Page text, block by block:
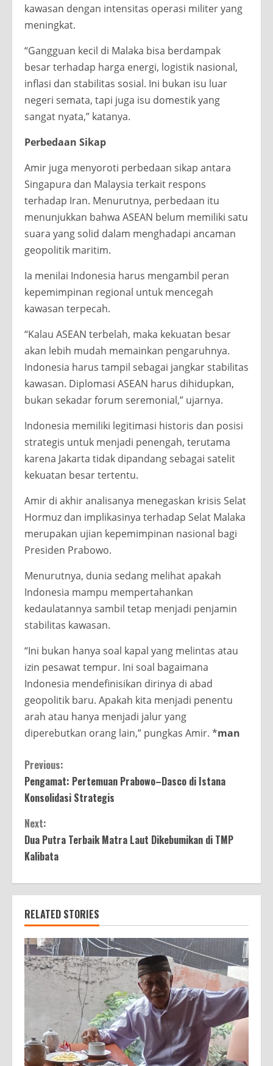
kawasan dengan intensitas operasi militer yang
meningkat.
“Gangguan kecil di Malaka bisa berdampak
besar terhadap harga energi, logistik nasional,
inflasi dan stabilitas sosial. Ini bukan isu luar
negeri semata, tapi juga isu domestik yang
sangat nyata,” katanya.
Perbedaan Sikap
Amir juga menyoroti perbedaan sikap antara
Singapura dan Malaysia terkait respons
terhadap Iran. Menurutnya, perbedaan itu
menunjukkan bahwa ASEAN belum memiliki satu
suara yang solid dalam menghadapi ancaman
geopolitik maritim.
Ia menilai Indonesia harus mengambil peran
kepemimpinan regional untuk mencegah
kawasan terpecah.
“Kalau ASEAN terbelah, maka kekuatan besar
akan lebih mudah memainkan pengaruhnya.
Indonesia harus tampil sebagai jangkar stabilitas
kawasan. Diplomasi ASEAN harus dihidupkan,
bukan sekadar forum seremonial,” ujarnya.
Indonesia memiliki legitimasi historis dan posisi
strategis untuk menjadi penengah, terutama
karena Jakarta tidak dipandang sebagai satelit
kekuatan besar tertentu.
Amir di akhir analisanya menegaskan krisis Selat
Hormuz dan implikasinya terhadap Selat Malaka
merupakan ujian kepemimpinan nasional bagi
Presiden Prabowo.
Menurutnya, dunia sedang melihat apakah
Indonesia mampu mempertahankan
kedaulatannya sambil tetap menjadi penjamin
stabilitas kawasan.
“Ini bukan hanya soal kapal yang melintas atau
izin pesawat tempur. Ini soal bagaimana
Indonesia mendefinisikan dirinya di abad
geopolitik baru. Apakah kita menjadi penentu
arah atau hanya menjadi jalur yang
diperebutkan orang lain,” pungkas Amir. *man
Continue
Reading
Previous:
Pengamat: Pertemuan Prabowo–Dasco di Istana
Konsolidasi Strategis
Next:
Dua Putra Terbaik Matra Laut Dikebumikan di TMP
Kalibata
RELATED STORIES